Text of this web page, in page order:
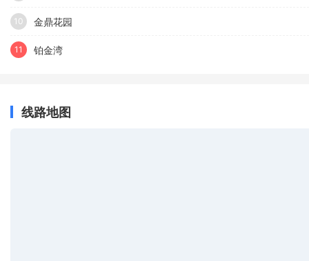
10 金鼎花园
11 铂金湾
线路地图